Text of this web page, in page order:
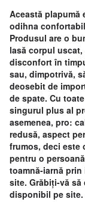
Această plapumă
odihna
Produsul are o
lasă corpul
disconfort în
sau, dimpotrivă,
deosebit de
de spate. Cu
singurul plus al
asemenea, pro:
redusă, aspect
frumos, deci este
pentru o
toamnă-iarnă
site. Grăbiți-vă
disponibil pe site.